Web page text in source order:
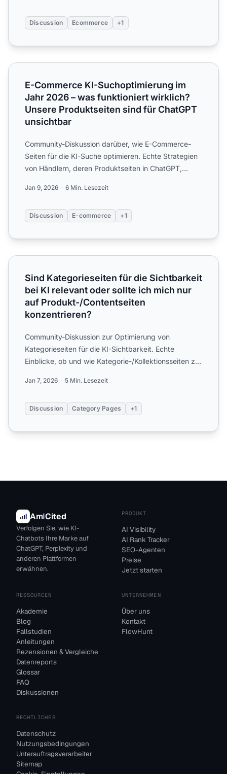
Discussion Ecommerce +1
E-Commerce KI-Suchoptimierung im Jahr 2026 – was
E-Commerce KI-Suchoptimierung im
Jahr 2026 – was funktioniert wirklich?
Unsere Produktseiten sind für ChatGPT
unsichtbar
Community-Diskussion darüber, wie E-Commerce-
Seiten für die KI-Suche optimieren. Echte Strategien
von Händlern, deren Produktseiten in ChatGPT,
Jan 9, 2026 6 Min. Lesezeit
Discussion E-commerce +1
Sind Kategorieseiten für die Sichtbarkeit bei KI relevant
Sind Kategorieseiten für die Sichtbarkeit
bei KI relevant oder sollte ich mich nur
auf Produkt-/Contentseiten
konzentrieren?
Community-Diskussion zur Optimierung von
Kategorieseiten für die KI-Sichtbarkeit. Echte
Einblicke, ob und wie Kategorie-/Kollektionsseiten zu
Jan 7, 2026 5 Min. Lesezeit
Discussion Category Pages +1
AmICited
Verfolgen Sie, wie KI-
Chatbots Ihre Marke auf
ChatGPT, Perplexity und
anderen Plattformen
erwähnen.
PRODUKT
AI Visibility
AI Rank Tracker
SEO-Agenten
Preise
Jetzt starten
RESSOURCEN
Akademie
Blog
Fallstudien
Anleitungen
Rezensionen & Vergleiche
Datenreports
Glossar
FAQ
Diskussionen
UNTERNEHMEN
Über uns
Kontakt
FlowHunt
RECHTLICHES
Datenschutz
Nutzungsbedingungen
Unterauftragsverarbeiter
Sitemap